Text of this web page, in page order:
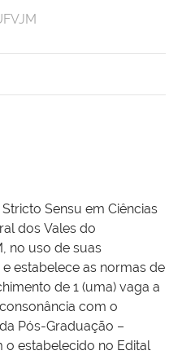
Sensu em Ciências
dos Vales do
no uso de suas
estabelece as normas de
de 1 (uma) vaga a
com o
Pós-Graduação –
o estabelecido no Edital